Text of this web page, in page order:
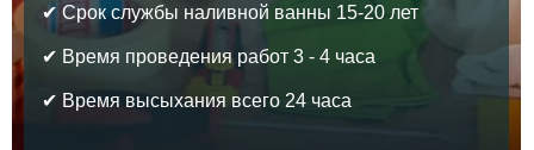
✔ Срок службы наливной ванны 15-20 лет
✔ Время проведения работ 3 - 4 часа
✔ Время высыхания всего 24 часа